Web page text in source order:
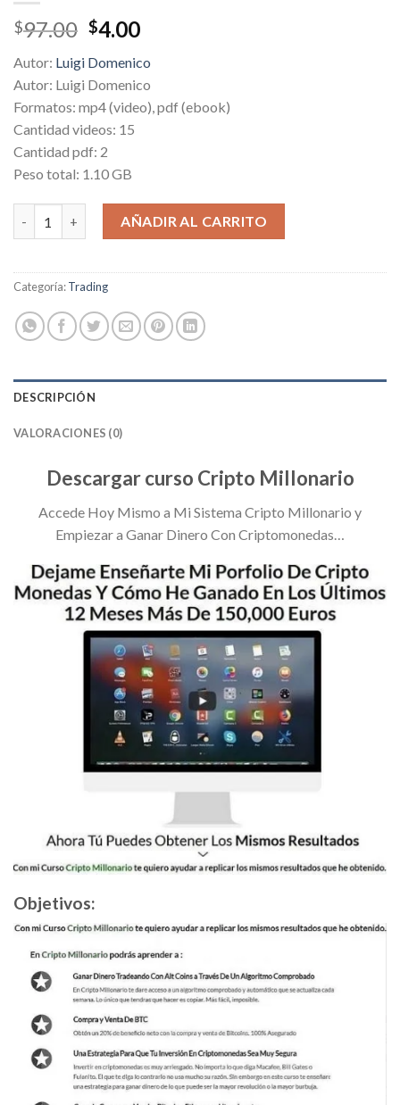
$97.00 Original
was:
$97.00.
$4.00Current
is:
$4.00.
Autor: Luigi Domenico
Autor: Luigi Domenico
Formatos: mp4 (video), pdf (ebook)
Cantidad videos: 15
Cantidad pdf: 2
Peso total: 1.10 GB
Cripto Millonario cantidadAÑADIR AL CARRITO
Categoría:Trading
DESCRIPCIÓN
VALORACIONES (0)
Descargar curso Cripto Millonario
Accede Hoy Mismo a Mi Sistema Cripto Millonario y
Empiezar a Ganar Dinero Con Criptomonedas…
Objetivos: